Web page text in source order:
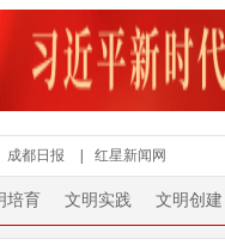
成都日报 红星新闻网
培育 文明实践 文明创建